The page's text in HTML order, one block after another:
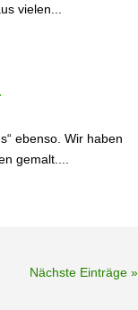
vielen...
ebenso. Wir haben
gemalt....
Nächste Einträge »